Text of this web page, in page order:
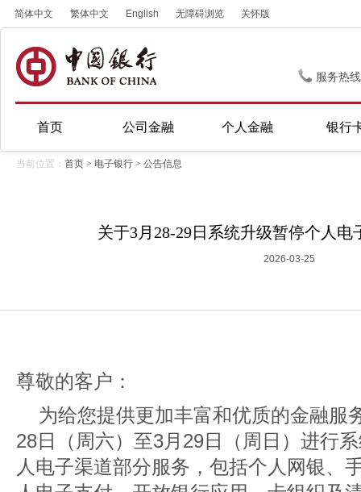
简体中文 繁体中文 English 无障碍浏览 关怀版
服务热
首页 公司金融 个人金融 银行
当前位置： 首页 > 电子银行 > 公告信息
关于3月28-29日系统升级暂停个人电
2026-03-25
尊敬的客户：
为给您提供更加丰富和优质的金融服
28日（周六）至3月29日（周日）进行
人电子渠道部分服务，包括个人网银、